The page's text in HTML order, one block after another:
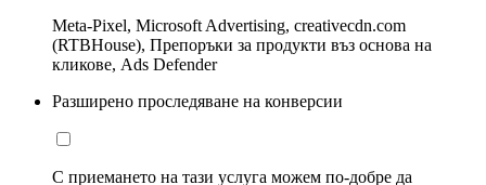
Meta-Pixel, Microsoft Advertising, creativecdn.com
(RTBHouse), Препоръки за продукти въз основа на
кликове, Ads Defender
Разширено проследяване на конверсии
С приемането на тази услуга можем по-добре да